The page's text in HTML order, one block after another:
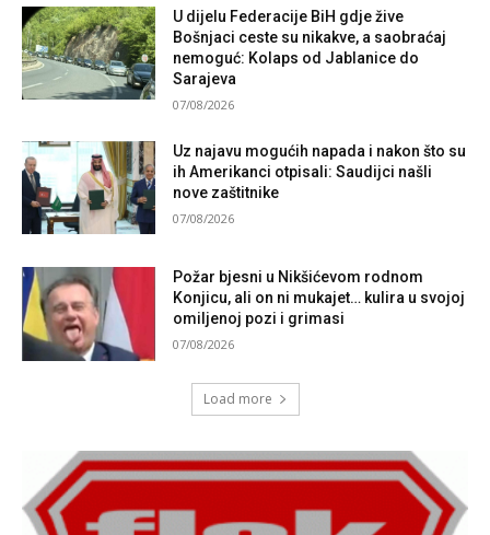
U dijelu Federacije BiH gdje žive
Bošnjaci ceste su nikakve, a saobraćaj
nemoguć: Kolaps od Jablanice do
Sarajeva
07/08/2026
Uz najavu mogućih napada i nakon što su
ih Amerikanci otpisali: Saudijci našli
nove zaštitnike
07/08/2026
Požar bjesni u Nikšićevom rodnom
Konjicu, ali on ni mukajet… kulira u svojoj
omiljenoj pozi i grimasi
07/08/2026
Load more